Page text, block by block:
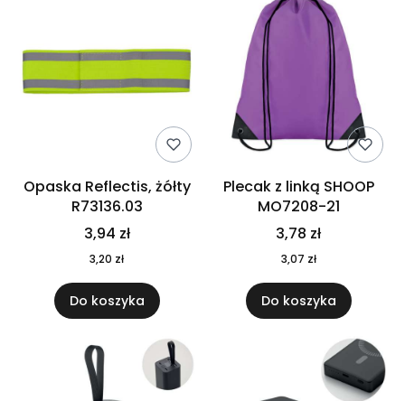
Opaska Reflectis, żółty
R73136.03
3,94 zł
3,20 zł
Do koszyka
Plecak z linką SHOOP
MO7208-21
3,78 zł
3,07 zł
Do koszyka